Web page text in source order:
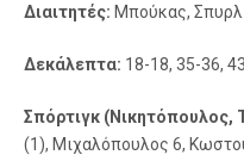
Διαιτητές: Μπούκας,
Δεκάλεπτα: 18-18, 35-36,
Σπόρτιγκ (Νικητόπουλος,
(1), Μιχαλόπουλος 6,